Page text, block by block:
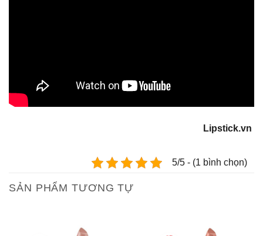
Lipstick.vn
5/5 - (1 bình chọn)
SẢN PHẨM TƯƠNG TỰ